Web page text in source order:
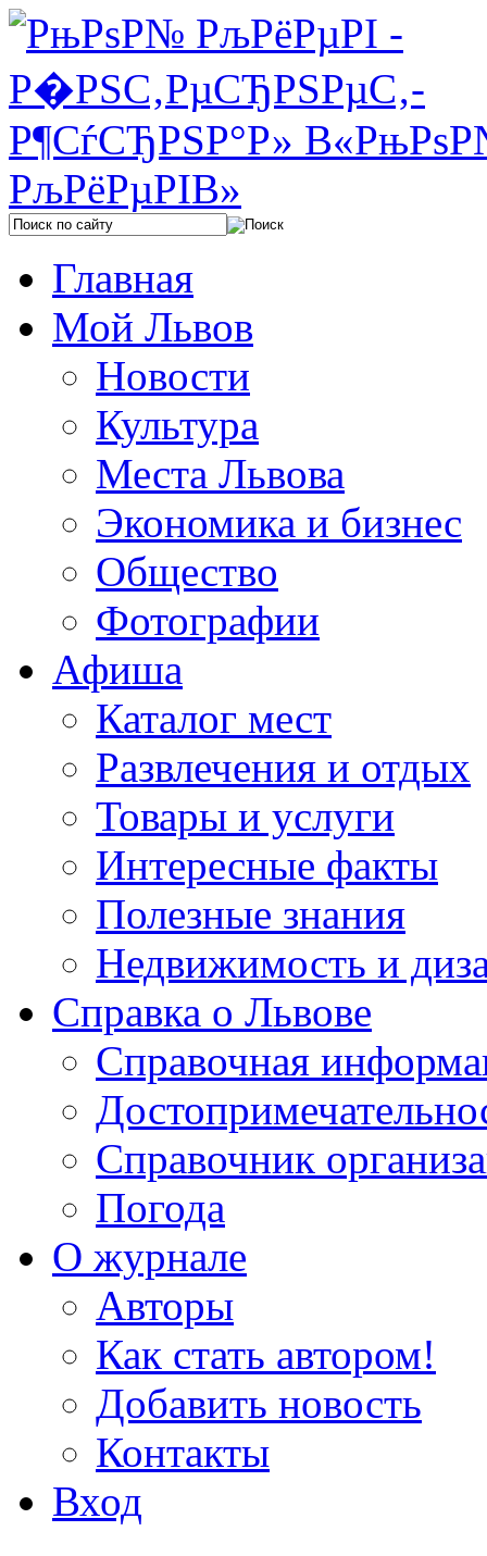
Главная
Мой Львов
Новости
Культура
Места Львова
Экономика и бизнес
Общество
Фотографии
Афиша
Каталог мест
Развлечения и отдых
Товары и услуги
Интересные факты
Полезные знания
Недвижимость и
Справка о Львове
Справочная
Справочник
Погода
О журнале
Авторы
Как стать автором!
Добавить новость
Контакты
Вход